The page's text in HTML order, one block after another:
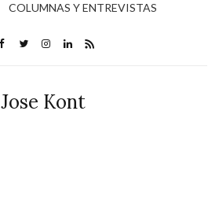
COLUMNAS Y ENTREVISTAS
Jose Kont